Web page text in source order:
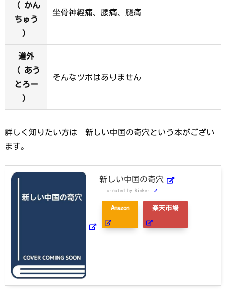
（ かん
ちゅう
）
坐骨神經痛、腰痛、腿痛
道外
（ あう
とろー
）
そんなツボはありません
詳しく知りたい方は 新しい中国の奇穴という本がござい
ます。
新しい中国の奇穴
created by Rinker
Amazon 楽天市場